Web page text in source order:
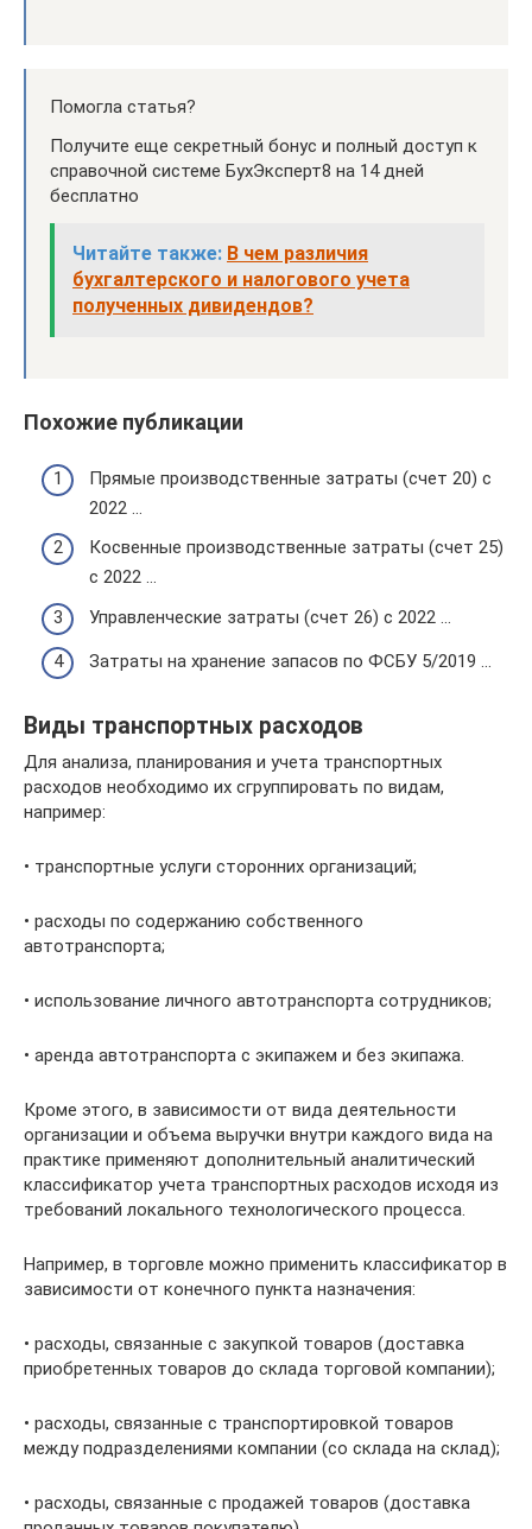
Помогла статья?
Получите еще секретный бонус и полный доступ к
справочной системе БухЭксперт8 на 14 дней
бесплатно
Читайте также: В чем различия
бухгалтерского и налогового учета
полученных дивидендов?
Похожие публикации
Прямые производственные затраты (счет 20) с
2022 …
Косвенные производственные затраты (счет 25)
с 2022 …
Управленческие затраты (счет 26) с 2022 …
Затраты на хранение запасов по ФСБУ 5/2019 …
Виды транспортных расходов
Для анализа, планирования и учета транспортных
расходов необходимо их сгруппировать по видам,
например:
• транспортные услуги сторонних организаций;
• расходы по содержанию собственного
автотранспорта;
• использование личного автотранспорта сотрудников;
• аренда автотранспорта с экипажем и без экипажа.
Кроме этого, в зависимости от вида деятельности
организации и объема выручки внутри каждого вида на
практике применяют дополнительный аналитический
классификатор учета транспортных расходов исходя из
требований локального технологического процесса.
Например, в торговле можно применить классификатор в
зависимости от конечного пункта назначения:
• расходы, связанные с закупкой товаров (доставка
приобретенных товаров до склада торговой компании);
• расходы, связанные с транспортировкой товаров
между подразделениями компании (со склада на склад);
• расходы, связанные с продажей товаров (доставка